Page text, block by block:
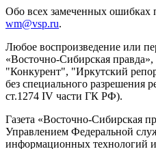
Обо всех замеченных ошибках
wm@vsp.ru.
Любое воспроизведение или
«Восточно-Сибирская
"Конкурент", "Иркутский
без специального разрешения
ст.1274 IV части ГК РФ).
Газета «Восточно-Сибирская
Управлением Федеральной
информационных технологий